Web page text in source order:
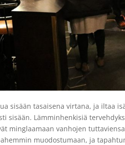
sisään tasaisena virtana, ja iltaa
sisään. Lämminhenkisiä
minglaamaan vanhojen
muodostumaan, ja